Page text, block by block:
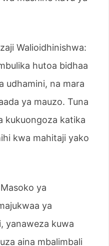
Walioidhinishwa:
hutoa bidhaa
udhamini, na mara
ya mauzo. Tuna
kukuongoza katika
kwa mahitaji yako
ya
ya
yanaweza kuwa
aina mbalimbali